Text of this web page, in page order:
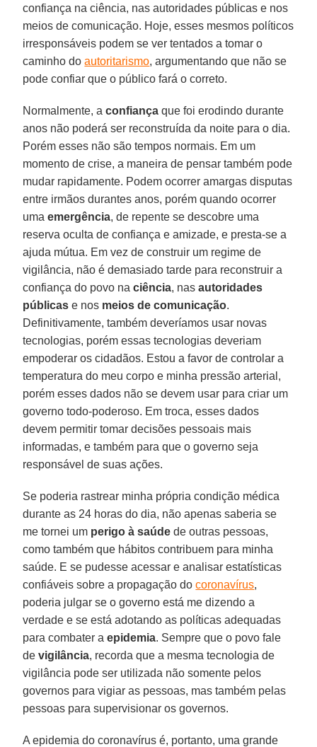
confiança na ciência, nas autoridades públicas e nos
meios de comunicação. Hoje, esses mesmos políticos
irresponsáveis podem se ver tentados a tomar o
caminho doautoritarismo, argumentando que não se
pode confiar que o público fará o correto.
Normalmente, aconfiança que foi erodindo durante
anos não poderá ser reconstruída da noite para o dia.
Porém esses não são tempos normais. Em um
momento de crise, a maneira de pensar também pode
mudar rapidamente. Podem ocorrer amargas disputas
entre irmãos durantes anos, porém quando ocorrer
umaemergência, de repente se descobre uma
reserva oculta de confiança e amizade, e presta-se a
ajuda mútua. Em vez de construir um regime de
vigilância, não é demasiado tarde para reconstruir a
confiança do povo naciência, nasautoridades
públicas e nos meios de comunicação.
Definitivamente, também deveríamos usar novas
tecnologias, porém essas tecnologias deveriam
empoderar os cidadãos. Estou a favor de controlar a
temperatura do meu corpo e minha pressão arterial,
porém esses dados não se devem usar para criar um
governo todo-poderoso. Em troca, esses dados
devem permitir tomar decisões pessoais mais
informadas, e também para que o governo seja
responsável de suas ações.
Se poderia rastrear minha própria condição médica
durante as 24 horas do dia, não apenas saberia se
me tornei um perigo à saúde de outras pessoas,
como também que hábitos contribuem para minha
saúde. E se pudesse acessar e analisar estatísticas
confiáveis sobre a propagação docoronavírus,
poderia julgar se o governo está me dizendo a
verdade e se está adotando as políticas adequadas
para combater aepidemia. Sempre que o povo fale
devigilância, recorda que a mesma tecnologia de
vigilância pode ser utilizada não somente pelos
governos para vigiar as pessoas, mas também pelas
pessoas para supervisionar os governos.
A epidemia do coronavírus é, portanto, uma grande